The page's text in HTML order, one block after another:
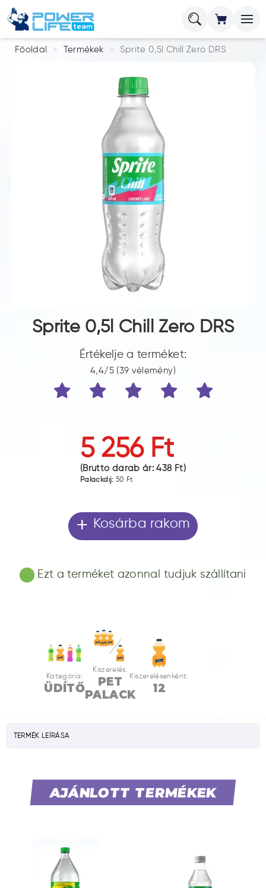
Főoldal Termékek Sprite 0,5l Chill Zero DRS
Sprite 0,5l Chill Zero DRS
Értékelje a terméket:
4,4/5 (39 vélemény)
5 256 Ft
(Bruttó darab ár:438 Ft)
Palackdíj: 50 Ft
+ Kosárba rakom
Ezt a terméket azonnal tudjuk szállítani
Kategória:
ÜDÍTŐ
Kiszerelés:
PET
PALACK
Kiszerelésenként:
12
TERMÉK LEÍRÁSA
AJÁNLOTT TERMÉKEK